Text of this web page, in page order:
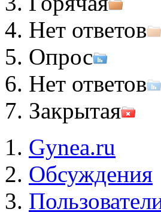
Нет ответов
Опрос
Нет ответов
Закрытая
Gynea.ru
Обсуждения